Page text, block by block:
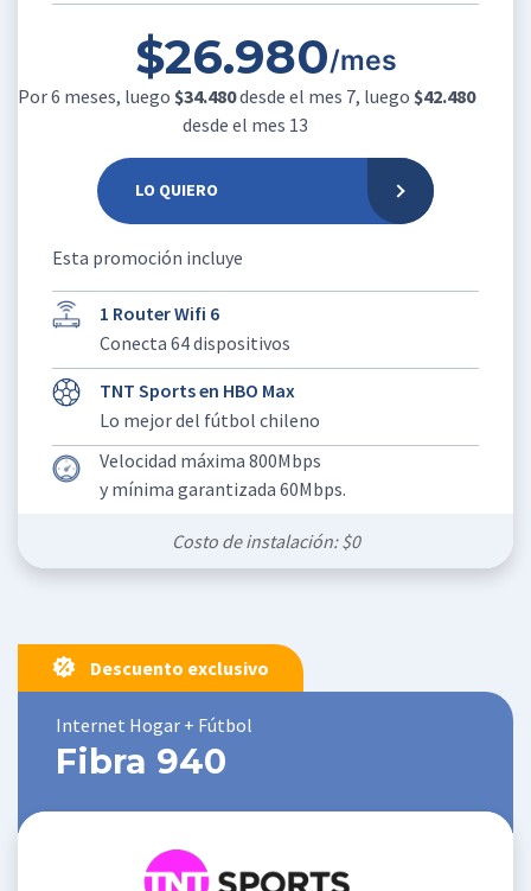
$26.980/mes
Por 6 meses, luego $34.480desde el mes 7, luego $42.480
desde el mes 13
LO QUIERO
Esta promoción incluye
1 Router Wifi 6
Conecta 64 dispositivos
TNT Sports en HBO Max
Lo mejor del fútbol chileno
Velocidad máxima 800Mbps
y mínima garantizada 60Mbps.
Costo de instalación: $0
Descuento exclusivo
Internet Hogar + Fútbol
Fibra 940